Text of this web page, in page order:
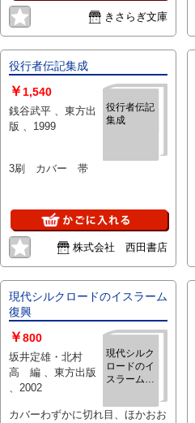
きさらぎ文庫
役行者伝記集成
役行者伝記
集成
￥ 1,540
銭谷武平 、東方出
版 、1999
3刷 カバー 帯
株式会社 西田書店
現代シルクロードのイスラーム
復興
現代シルク
ロードのイ
スラーム復
￥800
坂井定雄・北村
高 編 、東方出版
、2002
カバーわずかに切れ目、ほかおお